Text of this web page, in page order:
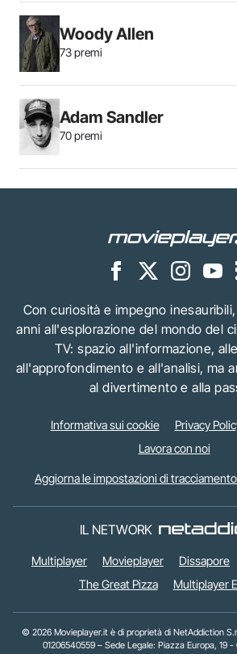
Woody Allen
73 premi
Adam Sandler
70 premi
Con curiosità e impegno
anni all'esplorazione del mondo del
TV: spazio all'informazione,
all'approfondimento e all'analisi, ma
al divertimento e alla
Informativa sui cookie Privacy
Lavora con noi
Aggiorna le impostazioni di
IL NETWORK
Multiplayer Movieplayer Dissapore
The Great Pizza
Multiplayer
© 2026 Movieplayer.it è di proprietà di NetAddiction
01206540559 – Sede Legale: Piazza Europa, 19 -